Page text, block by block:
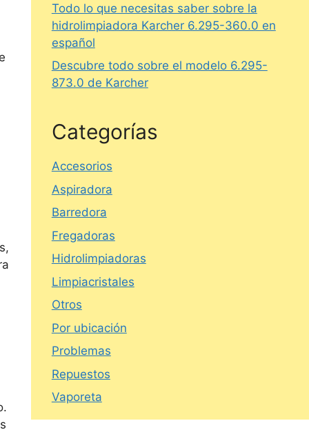
Todo lo que necesitas saber sobre la
hidrolimpiadora Karcher 6.295-360.0 en
español
Descubre todo sobre el modelo 6.295-
873.0 de Karcher
Categorías
Accesorios
Aspiradora
Barredora
Fregadoras
Hidrolimpiadoras
Limpiacristales
Otros
Por ubicación
Problemas
Repuestos
Vaporeta